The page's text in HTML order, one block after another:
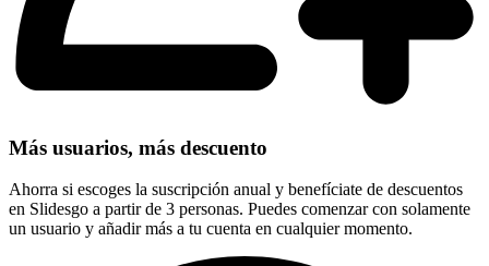
Más usuarios, más descuento
Ahorra si escoges la suscripción anual y benefíciate de descuentos
en Slidesgo a partir de 3 personas. Puedes comenzar con solamente
un usuario y añadir más a tu cuenta en cualquier momento.